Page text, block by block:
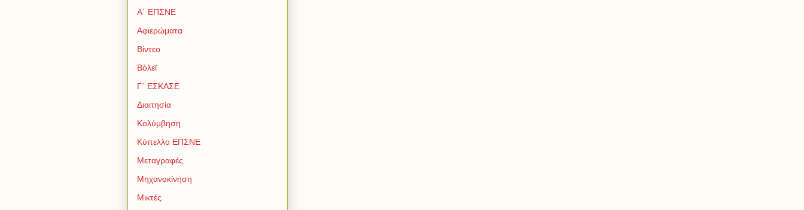
Α΄ ΕΠΣΝΕ
Αφιερώματα
Βίντεο
Βόλεϊ
Γ΄ ΕΣΚΑΣΕ
Διαιτησία
Κολύμβηση
Κύπελλο ΕΠΣΝΕ
Μεταγραφές
Μηχανοκίνηση
Μικτές